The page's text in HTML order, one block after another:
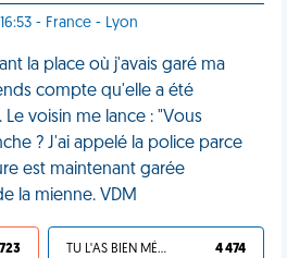
- France - Lyon
la place où j'avais garé ma
compte qu'elle a été
voisin me lance : "Vous
? J'ai appelé la police parce
est maintenant garée
la mienne. VDM
TU L'AS BIEN MÉRITÉ 4 474